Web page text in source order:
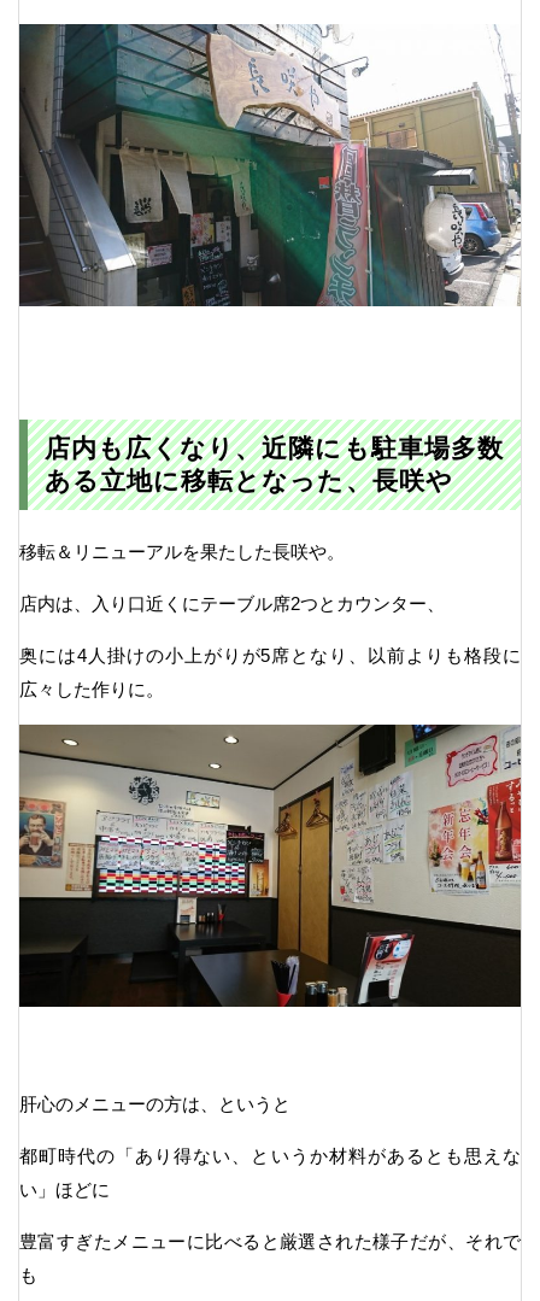
店内も広くなり、近隣にも駐車場多数
ある立地に移転となった、長咲や
移転＆リニューアルを果たした長咲や。
店内は、入り口近くにテーブル席2つとカウンター、
奥には4人掛けの小上がりが5席となり、以前よりも格段に
広々した作りに。
肝心のメニューの方は、というと
都町時代の「あり得ない、というか材料があるとも思えな
い」ほどに
豊富すぎたメニューに比べると厳選された様子だが、それで
も